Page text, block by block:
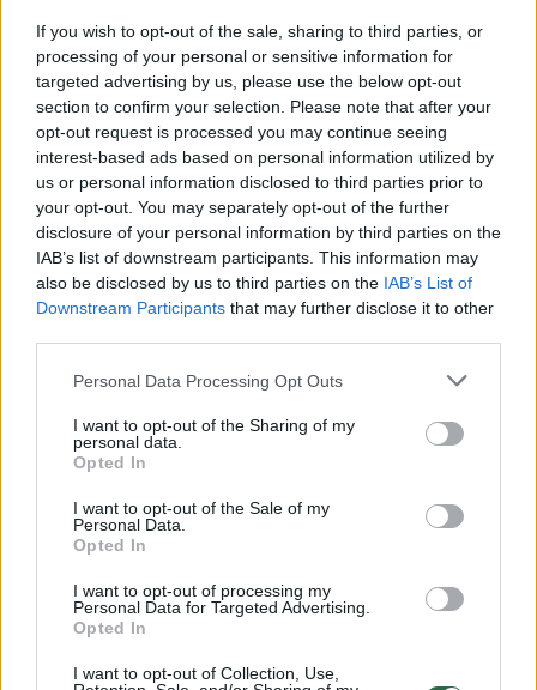
If you wish to opt-out of the sale, sharing to third parties, or
processing of your personal or sensitive information for
targeted advertising by us, please use the below opt-out
section to confirm your selection. Please note that after your
opt-out request is processed you may continue seeing
interest-based ads based on personal information utilized by
us or personal information disclosed to third parties prior to
your opt-out. You may separately opt-out of the further
disclosure of your personal information by third parties on the
IAB’s list of downstream participants. This information may
also be disclosed by us to third parties on the IAB’s List of
Downstream Participants that may further disclose it to other
Personal Data Processing Opt Outs
I want to opt-out of the Sharing of my
personal data.
Opted In
I want to opt-out of the Sale of my
Personal Data.
Opted In
I want to opt-out of processing my
Personal Data for Targeted Advertising.
Opted In
I want to opt-out of Collection, Use,
00:00:28
Prisilietimas prie C. Ronaldo lietuviui kainuos
tūkstančius
Netikėtas rezultatas Lietuvos futbole – pelnyta 16
įvarčių
buvau vertas apdovanojimo“
Žinios | Sportas
Edgaras Jankauskas kviečia pastiprinimą: rinktinės
sudėtyje – naujos pavardės
Žinios | Sportas